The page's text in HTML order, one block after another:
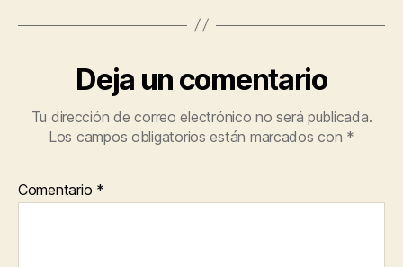
Deja un comentario
Tu dirección de correo electrónico no será publicada.
Los campos obligatorios están marcados con *
Comentario *